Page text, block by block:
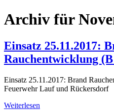
Archiv für
Einsatz 25.11.2017:
Rauchentwicklung
Einsatz 25.11.2017: Brand
Feuerwehr Lauf und Rückersdorf
Weiterlesen